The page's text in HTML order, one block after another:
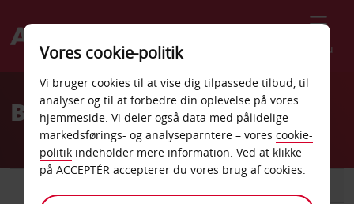
Menu
Welcome
AvisBilleje Isafjordur Lufthavn
Vores cookie-politik
Vi bruger cookies til at vise dig tilpassede tilbud, til
analyser og til at forbedre din oplevelse på vores
hjemmeside. Vi deler også data med pålidelige
markedsførings- og analyseparntere – vores cookie-
politik indeholder mere information. Ved at klikke
på ACCEPTÉR accepterer du vores brug af cookies.